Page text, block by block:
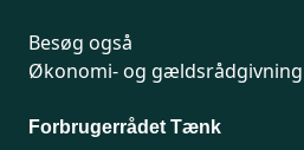
Besøg også
Økonomi- og gældsrådgivning
Forbrugerrådet Tænk